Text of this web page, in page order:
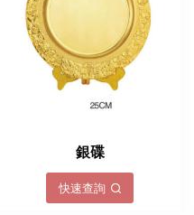
銀碟
快速查詢